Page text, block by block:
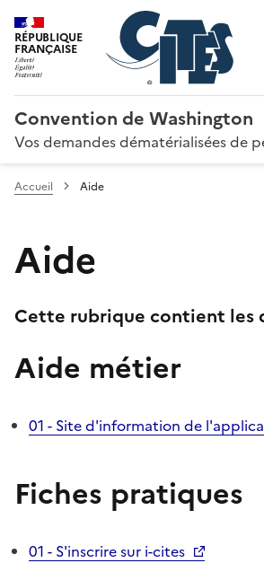
RÉPUBLIQUE
FRANÇAISE
Convention de Washington
Vos demandes dématérialisées de
Accueil Aide
Aide
Cette rubrique contient les
Aide métier
01 - Site d'information de
Fiches pratiques
01 - S'inscrire sur i-cites